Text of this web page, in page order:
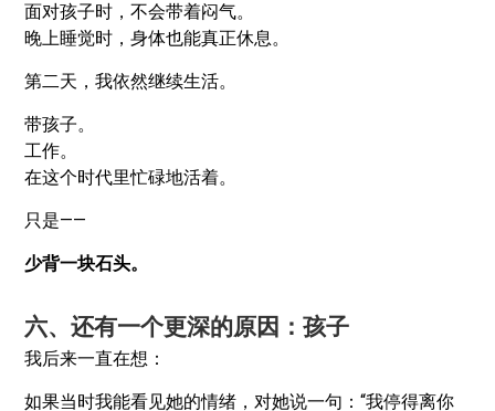
面对孩子时，不会带着闷气。
晚上睡觉时，身体也能真正休息。
第二天，我依然继续生活。
带孩子。
工作。
在这个时代里忙碌地活着。
只是——
少背一块石头。
六、还有一个更深的原因：孩子
我后来一直在想：
如果当时我能看见她的情绪，对她说一句：“我停得离你